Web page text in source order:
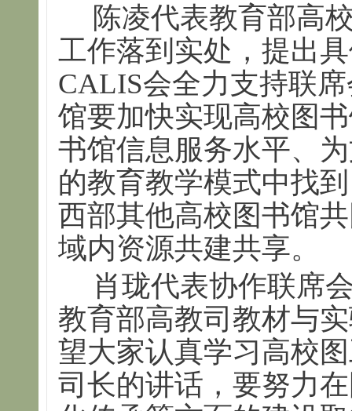
陈凌代表教育部高
工作落到实处，提出
CALIS会全力支持联
馆要加快实现高校图
书馆信息服务水平、
的教育教学模式中找
西部其他高校图书馆
域内资源共建共享。
肖珑代表协作联席
教育部高教司教材与
望大家认真学习高校
司长的讲话，要努力